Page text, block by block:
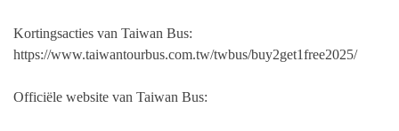
Kortingsacties van Taiwan Bus:
https://www.taiwantourbus.com.tw/twbus/buy2get1free2025/
Officiële website van Taiwan Bus: